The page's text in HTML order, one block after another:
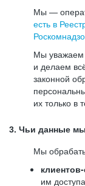
Мы —
есть в
Мы уважаем
и делаем
законной
их только в
3. Чьи данные
Мы
им